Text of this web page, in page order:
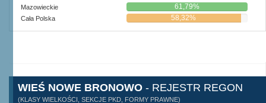
Mazowieckie 61,79%
Cała Polska 58,32%
WIEŚ NOWE BRONOWO - REJESTR REGON
(KLASY WIELKOŚCI, SEKCJE PKD, FORMY PRAWNE)